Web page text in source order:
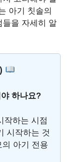
아기 칫솔의
들을 자세히 알
하나요?
작하는 시점
시작하는 것
아기 전용